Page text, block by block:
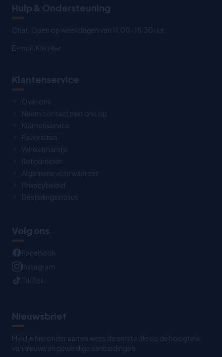
Hulp & Ondersteuning
Chat: Open op weekdagen van 11:00-15:30 uur.
E-mail: Klik Hier
Klantenservice
Over ons
Neem contact met ons op
Klantenservice
Favorieten
Winkelmandje
Retourneren
Algemene voorwaarden
Privacybeleid
Bestellingsstatus
Volg ons
Facebook
Instagram
TikTok
Nieuwsbrief
Meld je hieronder aan en wees de eerste die op de hoogte is
van nieuws en geweldige aanbiedingen